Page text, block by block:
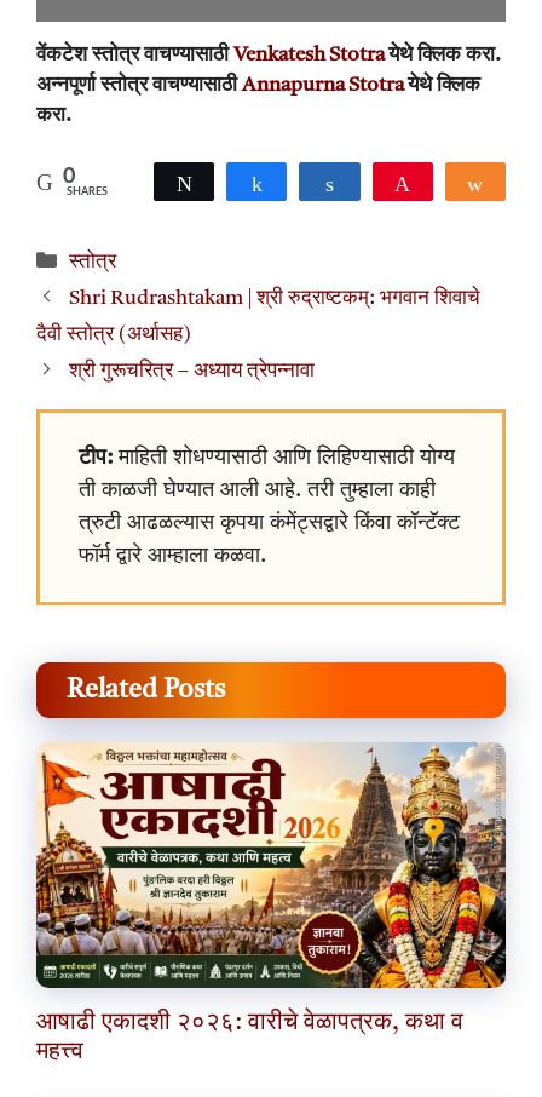
वेंकटेश स्तोत्र वाचण्यासाठीVenkatesh Stotraयेथे क्लिक करा.
अन्नपूर्णा स्तोत्र वाचण्यासाठीAnnapurna Stotraयेथे क्लिक
करा.
0
SHARES
Tweet Share
Categories
स्तोत्र
Shri Rudrashtakam | श्री रुद्राष्टकम्: भगवान शिवाचे
दैवी स्तोत्र (अर्थासह)
श्री गुरूचरित्र – अध्याय त्रेपन्नावा
टीप: माहिती शोधण्यासाठी आणि लिहिण्यासाठी योग्य
ती काळजी घेण्यात आली आहे. तरी तुम्हाला काही
त्रुटी आढळल्यास कृपया कंमेंट्सद्वारे किंवा कॉन्टॅक्ट
फॉर्म द्वारे आम्हाला कळवा.
Related Posts
आषाढी एकादशी २०२६: वारीचे वेळापत्रक, कथा व
महत्त्व